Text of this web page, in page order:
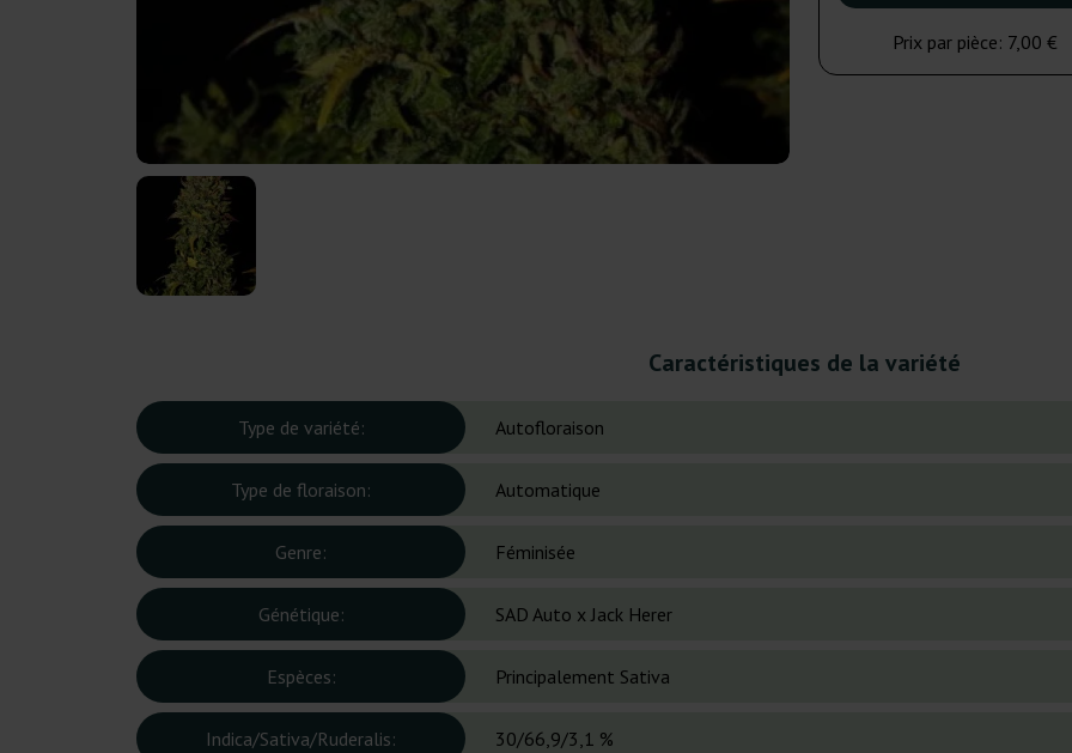
Prix par pièce: 7,00 €
Caractéristiques de la variété
Type de variété: Autofloraison
Type de floraison: Automatique
Genre: Féminisée
Génétique: SAD Auto x Jack Herer
Espèces: Principalement Sativa
Indica/Sativa/Ruderalis: 30/66,9/3,1 %